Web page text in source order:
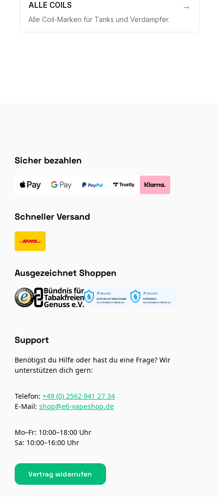
ALLE COILS
Alle Coil-Marken für Tanks und Verdampfer.
Sicher bezahlen
Schneller Versand
Ausgezeichnet Shoppen
Support
Benötigst du Hilfe oder hast du eine Frage? Wir
unterstützen dich gern:
Telefon: +49 (0) 2562 941 27 34
E-Mail: shop@e6-vapeshop.de
Mo–Fr: 10:00–18:00 Uhr
Sa: 10:00–16:00 Uhr
Vertrag widerrufen